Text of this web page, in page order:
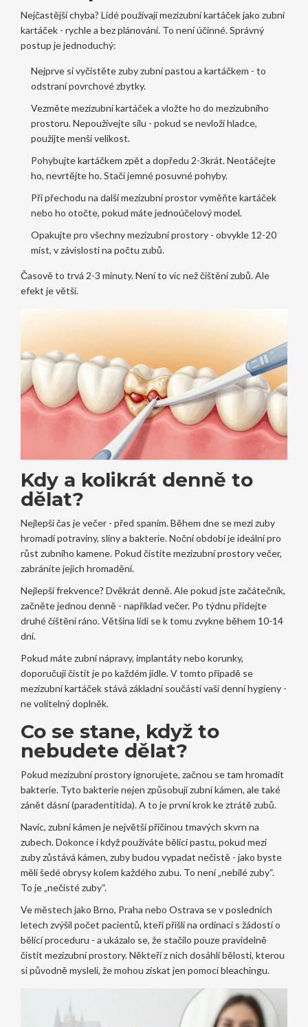
Nejčastější chyba? Lidé používají mezizubní kartáček jako zubní
kartáček - rychle a bez plánování. To není účinné. Správný
postup je jednoduchý:
Nejprve si vyčistěte zuby zubní pastou a kartáčkem - to
odstraní povrchové zbytky.
Vezměte mezizubní kartáček a vložte ho do mezizubního
prostoru. Nepoužívejte sílu - pokud se nevloží hladce,
použijte menší velikost.
Pohybujte kartáčkem zpět a dopředu 2-3krát. Neotáčejte
ho, nevrtějte ho. Stačí jemné posuvné pohyby.
Při přechodu na další mezizubní prostor vyměňte kartáček
nebo ho otočte, pokud máte jednoúčelový model.
Opakujte pro všechny mezizubní prostory - obvykle 12-20
míst, v závislosti na počtu zubů.
Časově to trvá 2-3 minuty. Není to víc než čištění zubů. Ale
efekt je větší.
Kdy a kolikrát denně to
dělat?
Nejlepší čas je večer - před spaním. Během dne se mezi zuby
hromadí potraviny, sliny a bakterie. Noční období je ideální pro
růst zubního kamene. Pokud čistíte mezizubní prostory večer,
zabráníte jejich hromadění.
Nejlepší frekvence? Dvěkrát denně. Ale pokud jste začátečník,
začněte jednou denně - například večer. Po týdnu přidejte
druhé čištění ráno. Většina lidí se k tomu zvykne během 10-14
dní.
Pokud máte zubní nápravy, implantáty nebo korunky,
doporučuji čistit je po každém jídle. V tomto případě se
mezizubní kartáček stává základní součástí vaší denní hygieny -
ne volitelný doplněk.
Co se stane, když to
nebudete dělat?
Pokud mezizubní prostory ignorujete, začnou se tam hromadit
bakterie. Tyto bakterie nejen způsobují zubní kámen, ale také
zánět dásní (paradentitida). A to je první krok ke ztrátě zubů.
Navíc, zubní kámen je největší příčinou tmavých skvrn na
zubech. Dokonce i když používáte bělící pastu, pokud mezi
zuby zůstává kámen, zuby budou vypadat nečistě - jako byste
měli šedé obrysy kolem každého zubu. To není „nebílé zuby“.
To je „nečisté zuby“.
Ve městech jako Brno, Praha nebo Ostrava se v posledních
letech zvýšil počet pacientů, kteří přišli na ordinaci s žádostí o
bělící proceduru - a ukázalo se, že stačilo pouze pravidelně
čistit mezizubní prostory. Někteří z nich dosáhli bělosti, kterou
si původně mysleli, že mohou získat jen pomocí bleachingu.